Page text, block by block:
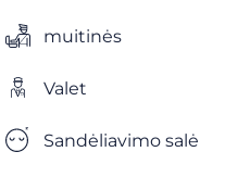
muitinės
Valet
Sandėliavimo salė